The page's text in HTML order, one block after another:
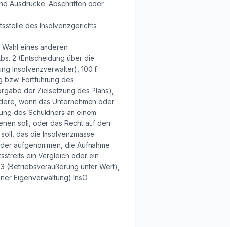
Ausdrucke, Abschriften oder
des Insolvenzgerichts
eines anderen
2 (Entscheidung über die
Insolvenzverwalter), 100 f.
bzw. Fortführung des
der Zielsetzung des Plans),
wenn das Unternehmen oder
des Schuldners an einem
soll, oder das Recht auf den
das die Insolvenzmasse
aufgenommen, die Aufnahme
ein Vergleich oder ein
(Betriebsveräußerung unter Wert),
Eigenverwaltung) InsO